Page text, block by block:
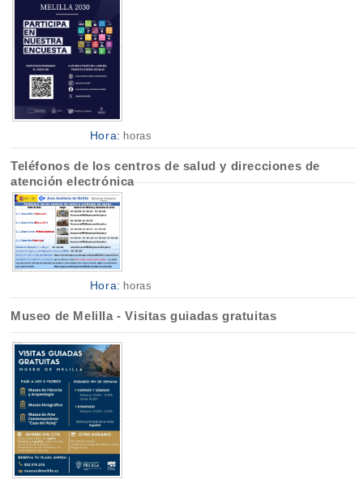
Hora: horas
Teléfonos de los centros de salud y direcciones de
atención electrónica
Hora: horas
Museo de Melilla - Visitas guiadas gratuitas